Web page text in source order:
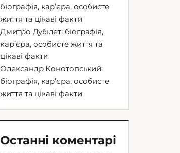
біографія, кар’єра, особисте
життя та цікаві факти
Дмитро Дубілет: біографія,
кар’єра, особисте життя та
цікаві факти
Олександр Конотопський:
біографія, кар’єра, особисте
життя та цікаві факти
Останні коментарі